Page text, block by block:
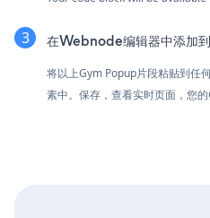
在Webnode编辑器中添加
将以上Gym Popup片段粘贴到任
素中。保存，查看实时页面，您